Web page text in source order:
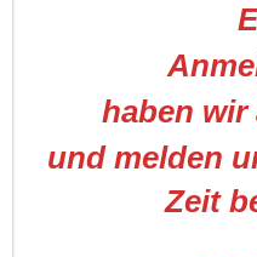
haben wir
und melden
Zeit